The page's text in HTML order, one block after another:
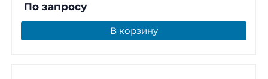
По запросу
В корзину